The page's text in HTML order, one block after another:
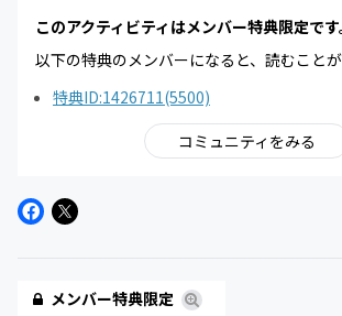
このアクティビティはメンバー特典限定です
以下の特典のメンバーになると、読むことが
特典ID:1426711(5500)
コミュニティをみる
メンバー特典限定